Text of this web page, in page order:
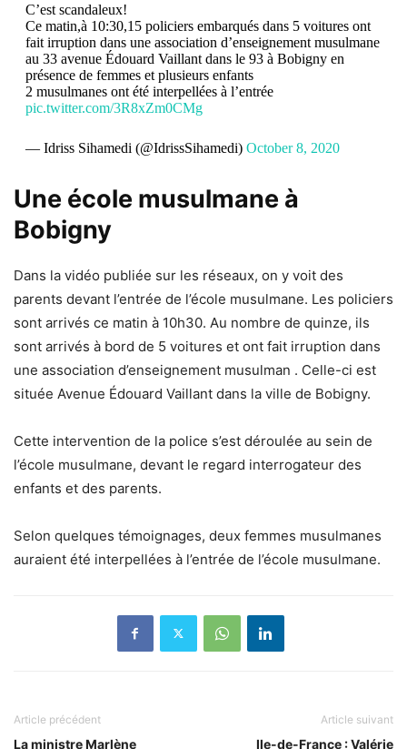
C’est scandaleux!
Ce matin,à 10:30,15 policiers embarqués dans 5 voitures ont
fait irruption dans une association d’enseignement musulmane
au 33 avenue Édouard Vaillant dans le 93 à Bobigny en
présence de femmes et plusieurs enfants
2 musulmanes ont été interpellées à l’entrée
pic.twitter.com/3R8xZm0CMg
— Idriss Sihamedi (@IdrissSihamedi) October 8, 2020
Une école musulmane à
Bobigny
Dans la vidéo publiée sur les réseaux, on y voit des
parents devant l’entrée de l’école musulmane. Les policiers
sont arrivés ce matin à 10h30. Au nombre de quinze, ils
sont arrivés à bord de 5 voitures et ont fait irruption dans
une association d’enseignement musulman . Celle-ci est
située Avenue Édouard Vaillant dans la ville de Bobigny.
Cette intervention de la police s’est déroulée au sein de
l’école musulmane, devant le regard interrogateur des
enfants et des parents.
Selon quelques témoignages, deux femmes musulmanes
auraient été interpellées à l’entrée de l’école musulmane.
Article précédent
La ministre Marlène
Article suivant
Ile-de-France : Valérie